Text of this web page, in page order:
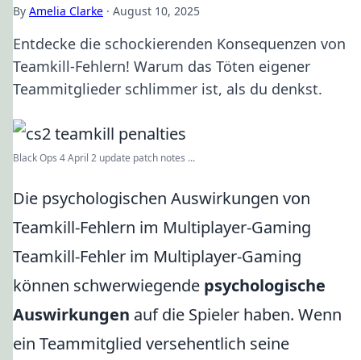
By Amelia Clarke · August 10, 2025
Entdecke die schockierenden Konsequenzen von
Teamkill-Fehlern! Warum das Töten eigener
Teammitglieder schlimmer ist, als du denkst.
Black Ops 4 April 2 update patch notes ...
Die psychologischen Auswirkungen von
Teamkill-Fehlern im Multiplayer-Gaming
Teamkill-Fehler im Multiplayer-Gaming
können schwerwiegende psychologische
Auswirkungen auf die Spieler haben. Wenn
ein Teammitglied versehentlich seine